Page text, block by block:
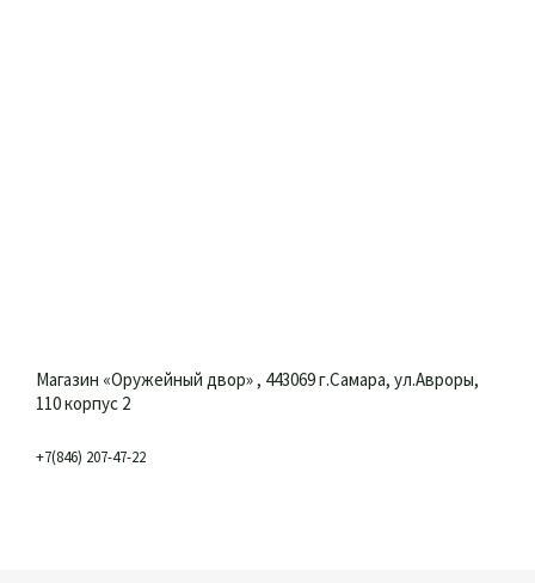
Магазин «Оружейный двор» , 443069 г.Самара, ул.Авроры,
110 корпус 2
+7(846) 207-47-22